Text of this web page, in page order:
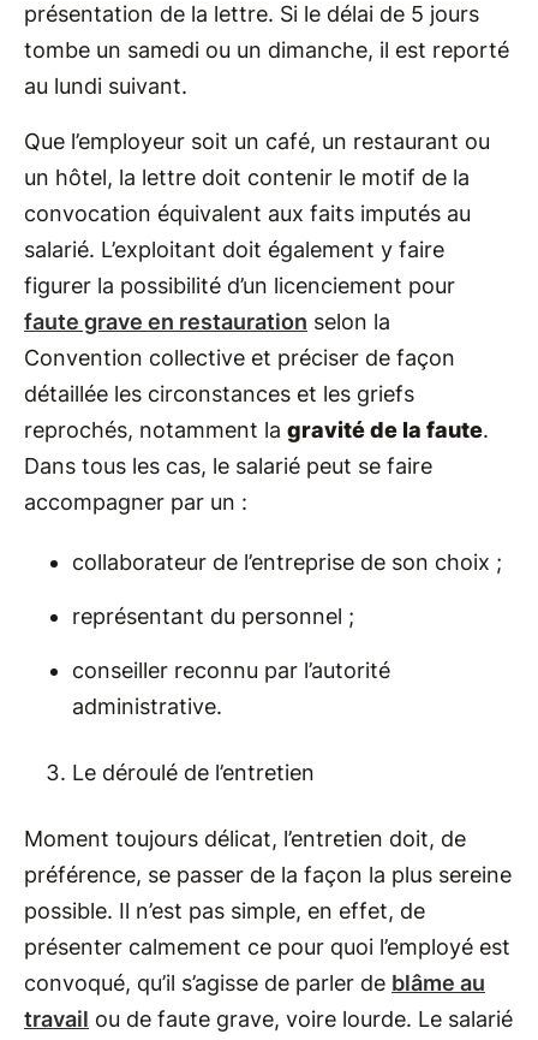
présentation de la lettre. Si le délai de 5 jours
tombe un samedi ou un dimanche, il est reporté
au lundi suivant.
Que l’employeur soit un café, un restaurant ou
un hôtel, la lettre doit contenir le motif de la
convocation équivalent aux faits imputés au
salarié. L’exploitant doit également y faire
figurer la possibilité d’un licenciement pour
faute grave en restauration selon la
Convention collective et préciser de façon
détaillée les circonstances et les griefs
reprochés, notamment la gravité de la faute.
Dans tous les cas, le salarié peut se faire
accompagner par un :
collaborateur de l’entreprise de son choix ;
représentant du personnel ;
conseiller reconnu par l’autorité
administrative.
Le déroulé de l’entretien
Moment toujours délicat, l’entretien doit, de
préférence, se passer de la façon la plus sereine
possible. Il n’est pas simple, en effet, de
présenter calmement ce pour quoi l’employé est
convoqué, qu’il s’agisse de parler de blâme au
travail ou de faute grave, voire lourde. Le salarié